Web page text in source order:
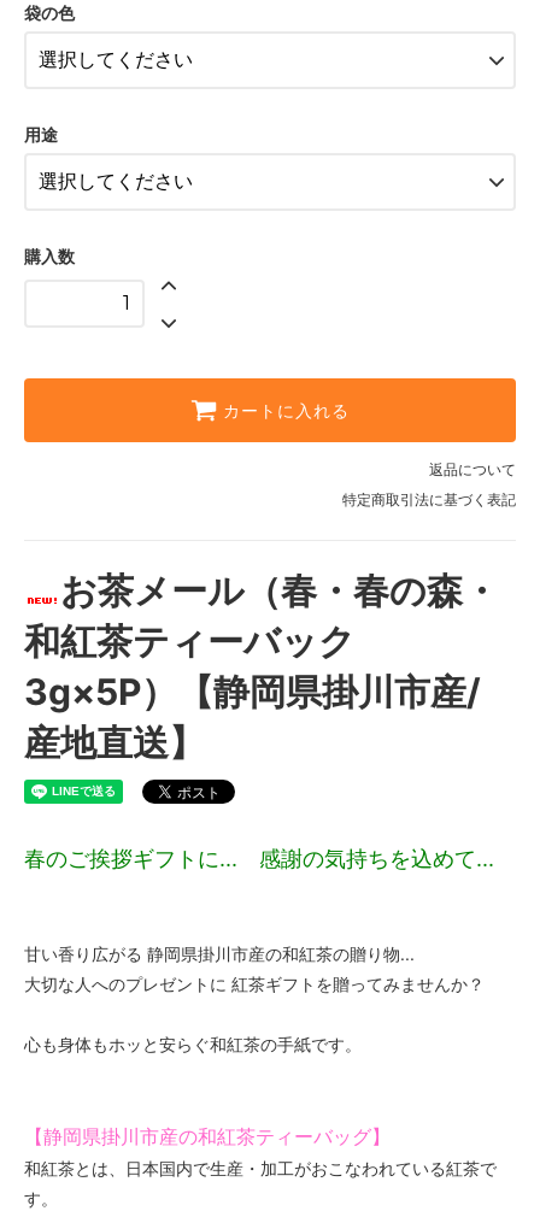
袋の色
用途
購入数
カートに入れる
返品について
特定商取引法に基づく表記
お茶メール（春・春の森・
和紅茶ティーバック
3g×5P）【静岡県掛川市産/
産地直送】
春のご挨拶ギフトに... 感謝の気持ちを込めて...
甘い香り広がる 静岡県掛川市産の和紅茶の贈り物...
大切な人へのプレゼントに 紅茶ギフトを贈ってみませんか？
心も身体もホッと安らぐ和紅茶の手紙です。
【静岡県掛川市産の和紅茶ティーバッグ】
和紅茶とは、日本国内で生産・加工がおこなわれている紅茶で
す。